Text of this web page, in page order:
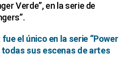
Verde”, en la serie de
el único en la serie “Power
todas sus escenas de artes